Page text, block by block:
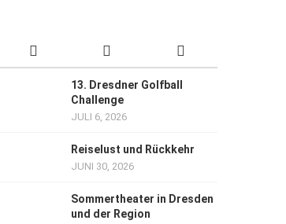
13. Dresdner Golfball
Challenge
JULI 6, 2026
Reiselust und Rückkehr
JUNI 30, 2026
Sommertheater in Dresden
und der Region